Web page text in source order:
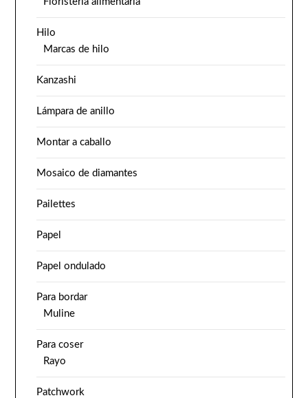
Hilo
Marcas de hilo
Kanzashi
Lámpara de anillo
Montar a caballo
Mosaico de diamantes
Pailettes
Papel
Papel ondulado
Para bordar
Muline
Para coser
Rayo
Patchwork